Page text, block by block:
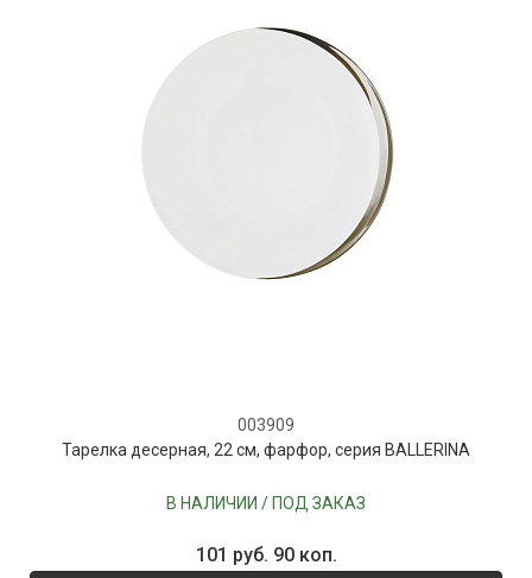
003909
Тарелка десерная, 22 см, фарфор, серия BALLERINA
В НАЛИЧИИ / ПОД ЗАКАЗ
101 руб. 90 коп.